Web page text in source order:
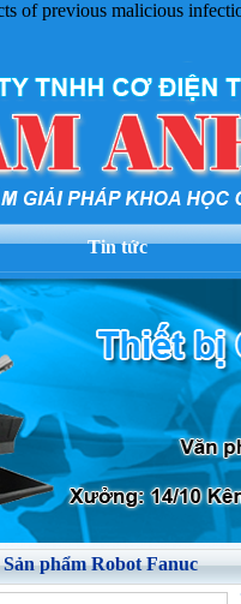
of previous malicious
Tin tức
Sản phẩm Robot Fanuc